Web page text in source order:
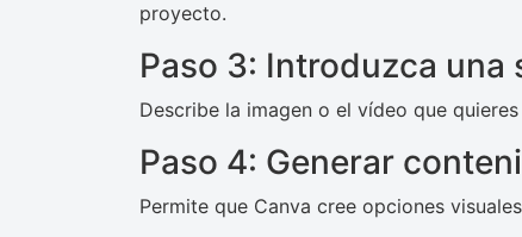
proyecto.
Paso 3: Introduzca una
Describe la imagen o el vídeo que
Paso 4: Generar
Permite que Canva cree opciones